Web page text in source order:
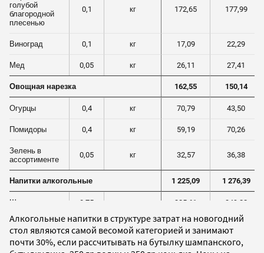
Алкогольные напитки в структуре затрат на новогодний
стол являются самой весомой категорией и занимают
почти 30%, если рассчитывать на бутылку шампанского,